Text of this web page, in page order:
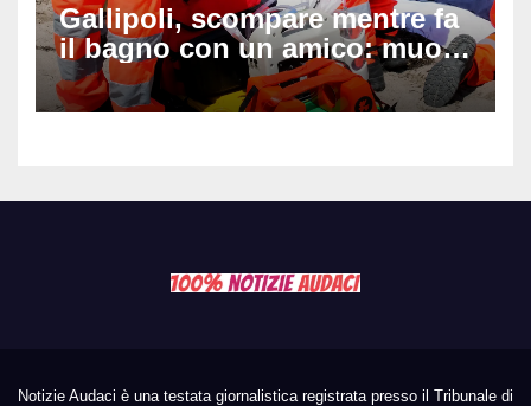
Gallipoli, scompare mentre fa
il bagno con un amico: muore
a 19 anni dopo 45 minuti di
disperati tentativi di
Notizie Audaci è una testata giornalistica registrata presso il Tribunale di